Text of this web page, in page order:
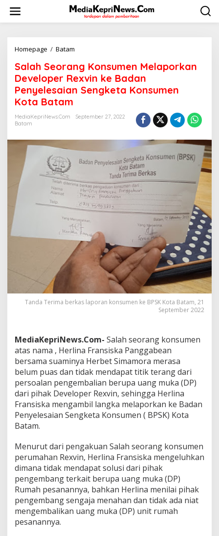
w
Homepage / Batam
l
a
h
S
r
s
e
M
e
l
a
a
n
e
l
o
p
e
r
R
e
v
k
e
a
d
a
n
P
e
Salah Seorang Konsumen Melaporkan
Developer Rexvin ke Badan
Penyelesaian Sengketa Konsumen
Kota Batam
MediaKepriNews.com
September 27, 2022
Batam
Tanda Terima berkas laporan konsumen ke BPSK Kota Batam, 21
September 2022
MediaKepriNews.Com- Salah seorang konsumen
atas nama , Herlina Fransiska Panggabean
bersama suaminya Herbet Simamora merasa
belum puas dan tidak mendapat titik terang dari
persoalan pengembalian berupa uang muka (DP)
dari pihak Developer Rexvin, sehingga Herlina
Fransiska mengambil langka melaporkan ke Badan
Penyelesaian Sengketa Konsumen ( BPSK) Kota
Batam.
Menurut dari pengakuan Salah seorang konsumen
perumahan Rexvin, Herlina Fransiska mengeluhkan
dimana tidak mendapat solusi dari pihak
pengembang terkait berupa uang muka (DP)
Rumah pesanannya, bahkan Herlina menilai pihak
pengembang sengaja menahan dan tidak ada niat
mengembalikan uang muka (DP) unit rumah
pesanannya.